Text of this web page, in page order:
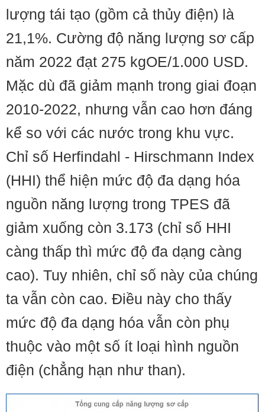
lượng tái tạo (gồm cả thủy điện) là
21,1%. Cường độ năng lượng sơ cấp
năm 2022 đạt 275 kgOE/1.000 USD.
Mặc dù đã giảm mạnh trong giai đoạn
2010-2022, nhưng vẫn cao hơn đáng
kể so với các nước trong khu vực.
Chỉ số Herfindahl - Hirschmann Index
(HHI) thể hiện mức độ đa dạng hóa
nguồn năng lượng trong TPES đã
giảm xuống còn 3.173 (chỉ số HHI
càng thấp thì mức độ đa dạng càng
cao). Tuy nhiên, chỉ số này của chúng
ta vẫn còn cao. Điều này cho thấy
mức độ đa dạng hóa vẫn còn phụ
thuộc vào một số ít loại hình nguồn
điện (chẳng hạn như than).